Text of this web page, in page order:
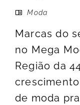
Moda
Marcas do
no Mega
Região da
de moda